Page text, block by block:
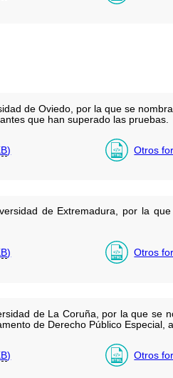
de Oviedo, por la que se
que han superado las pruebas.
) Otros
de Extremadura, por la
) Otros
de La Coruña, por la que se
de Derecho Público Especial,
) Otros